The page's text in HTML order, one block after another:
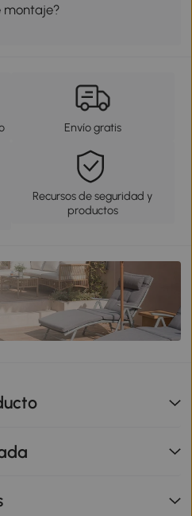
montaje?
Envío gratis
Recursos de seguridad y
productos